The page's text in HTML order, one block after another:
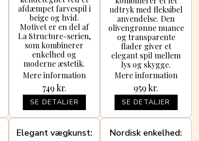
afdæmpet farvespil i
beige og hvid.
Motivet er en del af
La Structure-serien,
som kombinerer
enkelhed og
moderne æstetik.
749kr.
SE DETALJER
Mere information
udtryk med fleksibel
anvendelse. Den
olivengrønne nuance
og transparente
flader giver et
elegant spil mellem
lys og skygge.
959kr.
SE DETALJER
Mere information
Elegant vægkunst Nordisk enkelhed